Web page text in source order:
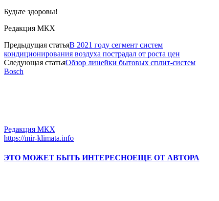
Будьте здоровы!
Редакция МКХ
Предыдущая статьяВ 2021 году сегмент систем
кондиционирования воздуха пострадал от роста цен
Следующая статьяОбзор линейки бытовых сплит-систем
Bosch
Редакция МКХ
https://mir-klimata.info
ЭТО МОЖЕТ БЫТЬ ИНТЕРЕСНОЕЩЕ ОТ АВТОРА